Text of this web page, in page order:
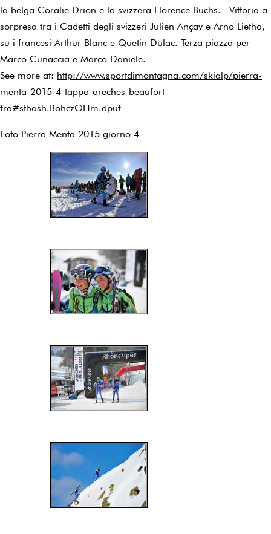
la belga Coralie Drion e la svizzera Florence Buchs. Vittoria a
sorpresa tra i Cadetti degli svizzeri Julien Ançay e Arno Lietha,
su i francesi Arthur Blanc e Quetin Dulac. Terza piazza per
Marco Cunaccia e Marco Daniele.
See more at: http://www.sportdimontagna.com/skialp/pierra-
menta-2015-4-tappa-areches-beaufort-
fra#sthash.BohczOHm.dpuf
Foto Pierra Menta 2015 giorno 4